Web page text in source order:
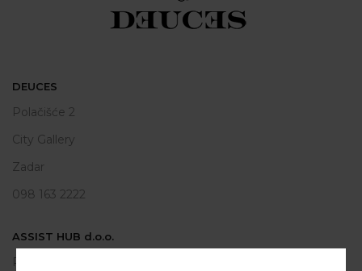
DEUCES
Polačišće 2
City Gallery
Zadar
098 163 2222
ASSIST HUB d.o.o.
Put vrljuge 13